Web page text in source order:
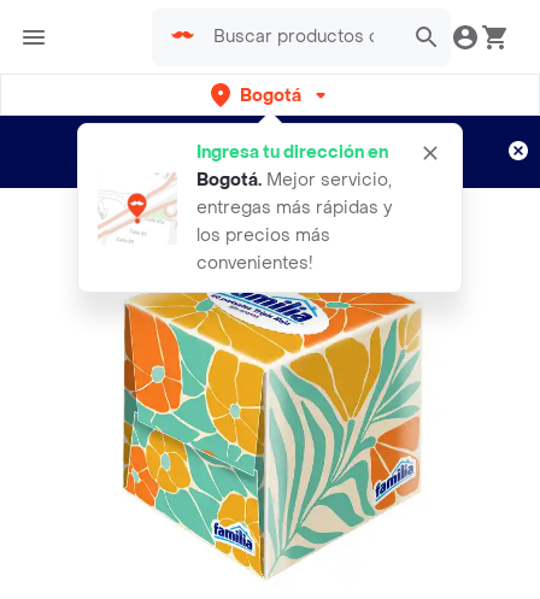
Bogotá
Ingresa tu dirección en
Bogotá. Mejor servicio,
entregas más rápidas y
los precios más
convenientes!
envíos gratis por semanas
Aplican TyC